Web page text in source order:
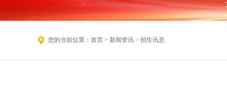
您的当前位置： 首页 > 新闻资讯 > 招生讯息